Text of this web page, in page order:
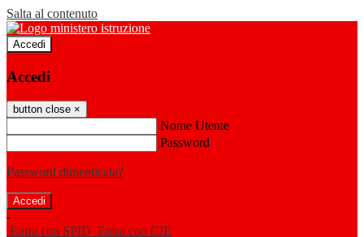
Salta al contenuto
Accedi
Accedi
button close ×
Nome Utente
Password
Password dimenticata?
-
Entra con SPID Entra con CIE